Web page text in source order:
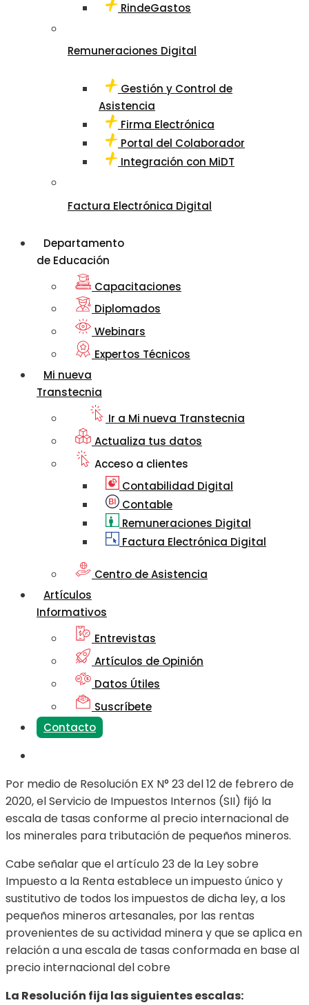
RindeGastos
Remuneraciones Digital
Gestión y Control de
Asistencia
Firma Electrónica
Portal del Colaborador
Integración con MiDT
Factura Electrónica Digital
Departamento
de Educación
Capacitaciones
Diplomados
Webinars
Expertos Técnicos
Mi nueva
Transtecnia
Ir a Mi nueva Transtecnia
Actualiza tus datos
Acceso a clientes
Contabilidad Digital
Contable
Remuneraciones Digital
Factura Electrónica Digital
Centro de Asistencia
Artículos
Informativos
Entrevistas
Artículos de Opinión
Datos Útiles
Suscríbete
Contacto
Por medio de Resolución EX N° 23 del 12 de febrero de
2020, el Servicio de Impuestos Internos (SII) fijó la
escala de tasas conforme al precio internacional de
los minerales para tributación de pequeños mineros.
Cabe señalar que el artículo 23 de la Ley sobre
Impuesto a la Renta establece un impuesto único y
sustitutivo de todos los impuestos de dicha ley, a los
pequeños mineros artesanales, por las rentas
provenientes de su actividad minera y que se aplica en
relación a una escala de tasas conformada en base al
precio internacional del cobre
La Resolución fija las siguientes escalas: